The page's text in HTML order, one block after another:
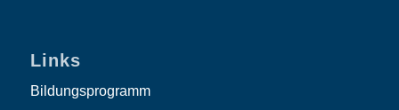
Links
Bildungsprogramm